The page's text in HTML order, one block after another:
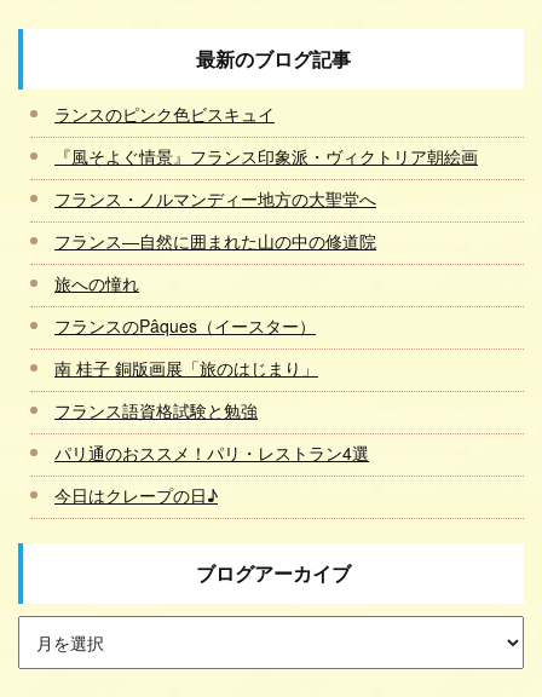
最新のブログ記事
ランスのピンク色ビスキュイ
『風そよぐ情景』フランス印象派・ヴィクトリア朝絵画
フランス・ノルマンディー地方の大聖堂へ
フランス―自然に囲まれた山の中の修道院
旅への憧れ
フランスのPâques（イースター）
南 桂子 銅版画展「旅のはじまり」
フランス語資格試験と勉強
パリ通のおススメ！パリ・レストラン4選
今日はクレープの日♪
ブログアーカイブ